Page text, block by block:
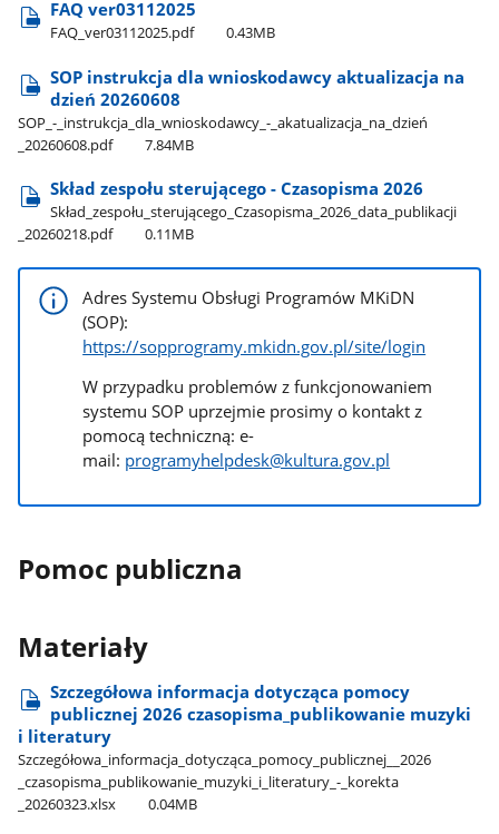
FAQ ver03112025
FAQ​_ver03112025.pdf 0.43MB
SOP instrukcja dla wnioskodawcy aktualizacja na
dzień 20260608
SOP​_-​_instrukcja​_dla​_wnioskodawcy​_-​_akatualizacja​_na​_dzień​
_20260608.pdf
7.84MB
Skład zespołu sterującego - Czasopisma 2026
Skład​_zespołu​_sterującego​_Czasopisma​_2026​_data​_publikacji​
_20260218.pdf
0.11MB
Adres Systemu Obsługi Programów MKiDN
(SOP):
https://sopprogramy.mkidn.gov.pl/site/login
W przypadku problemów z funkcjonowaniem
systemu SOP uprzejmie prosimy o kontakt z
pomocą techniczną: e-
mail: programyhelpdesk@kultura.gov.pl
Pomoc publiczna
Materiały
Szczegółowa informacja dotycząca pomocy
publicznej 2026 czasopisma​_publikowanie muzyki
i literatury
Szczegółowa​_informacja​_dotycząca​_pomocy​_publicznej​_​_2026​
_czasopisma​_publikowanie​_muzyki​_i​_literatury​_-​_korekta​
_20260323.xlsx
0.04MB